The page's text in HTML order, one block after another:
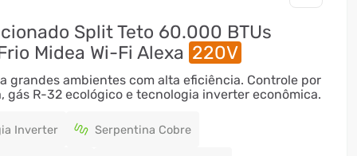
Split Teto 60.000 BTUs
Midea Wi-Fi Alexa 220V
grandes ambientes com alta eficiência. Controle por
gás R-32 ecológico e tecnologia inverter econômica.
Inverter Serpentina Cobre